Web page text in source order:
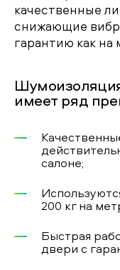
качественные
снижающие
гарантию как на
имеет ряд
салоне;
200 кг на
Быстрая
двери с